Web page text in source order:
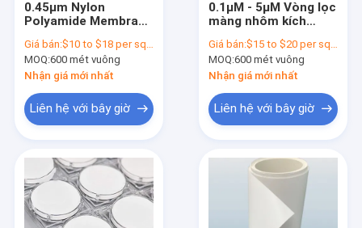
0.45μm Nylon
Polyamide Membrane
khử trùng Không có
lưới
Giá bán:$10 to $18 per square meter
MOQ:600 mét vuông
Nhận giá mới nhất
Liên hệ với bây giờ
0.1μM - 5μM Vòng lọc
màng nhôm kích
(polyamide)
Giá bán:$15 to $20 per square meter
MOQ:600 mét vuông
Nhận giá mới nhất
Liên hệ với bây giờ